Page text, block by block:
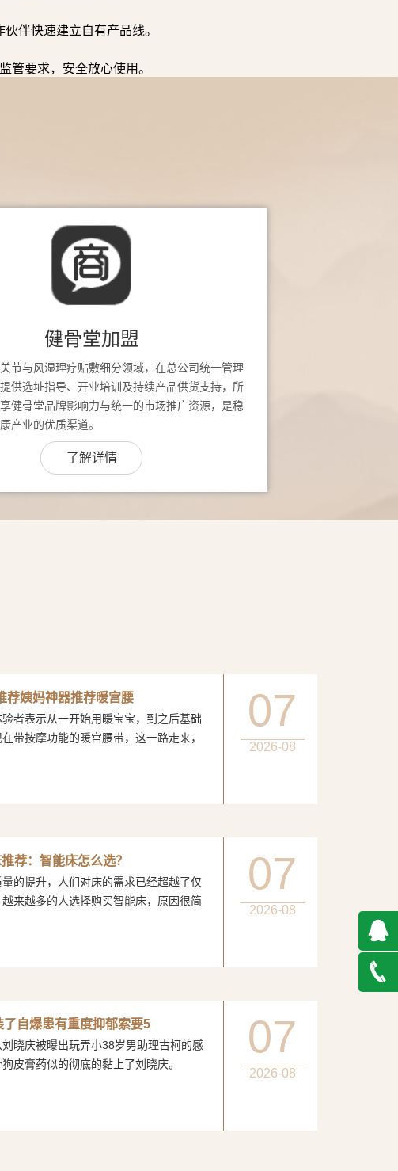
伴快速建立自有产品线。
管要求，安全放心使用。
健骨堂加盟
节与风湿理疗贴敷细分领域，在总公司统一管理
供选址指导、开业培训及持续产品供货支持，所
健骨堂品牌影响力与统一的市场推广资源，是稳
产业的优质渠道。
了解详情
荐姨妈神器推荐暖宫腰
示从一开始用暖宝宝，到之后基础
带按摩功能的暖宫腰带，这一路走来，
07
2026-08
荐：智能床怎么选？
升，人们对床的需求已经超越了仅
来越多的人选择购买智能床，原因很简
07
2026-08
自爆患有重度抑郁索要5
被曝出玩弄小38岁男助理古柯的感
狗皮膏药似的彻底的黏上了刘晓庆。
07
2026-08
QQ在